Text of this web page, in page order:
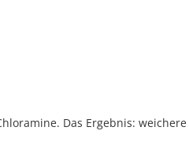
Das Ergebnis: